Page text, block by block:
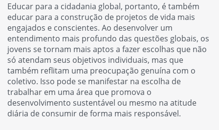
Educar para a cidadania global, portanto, é também
educar para a construção de projetos de vida mais
engajados e conscientes. Ao desenvolver um
entendimento mais profundo das questões globais, os
jovens se tornam mais aptos a fazer escolhas que não
só atendam seus objetivos individuais, mas que
também reflitam uma preocupação genuína com o
coletivo. Isso pode se manifestar na escolha de
trabalhar em uma área que promova o
desenvolvimento sustentável ou mesmo na atitude
diária de consumir de forma mais responsável.